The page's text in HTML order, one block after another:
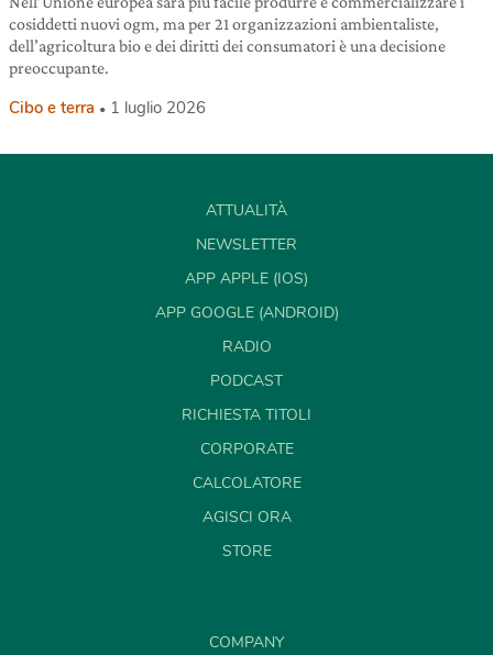
cosiddetti nuovi ogm, ma per 21 organizzazioni ambientaliste,
dell’agricoltura bio e dei diritti dei consumatori è una decisione
preoccupante.
Cibo e terra 1 luglio 2026
ATTUALITÀ
NEWSLETTER
APP APPLE (IOS)
APP GOOGLE (ANDROID)
RADIO
PODCAST
RICHIESTA TITOLI
CORPORATE
CALCOLATORE
AGISCI ORA
STORE
COMPANY